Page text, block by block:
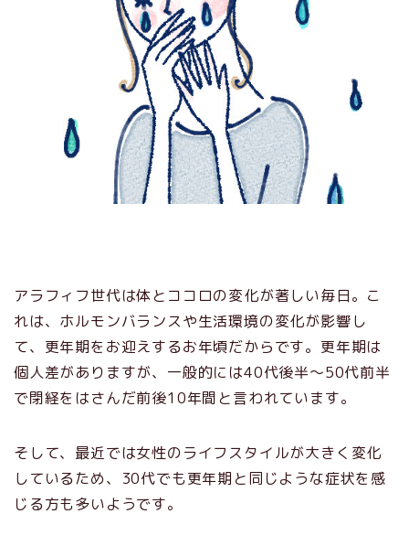
アラフィフ世代は体とココロの変化が著しい毎日。こ
れは、ホルモンバランスや生活環境の変化が影響し
て、更年期をお迎えするお年頃だからです。更年期は
個人差がありますが、一般的には40代後半～50代前半
で閉経をはさんだ前後10年間と言われています。
そして、最近では女性のライフスタイルが大きく変化
しているため、30代でも更年期と同じような症状を感
じる方も多いようです。